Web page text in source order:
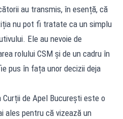
au transmis, în esență, că
nu pot fi tratate ca un simplu
Ele au nevoie de
rolului CSM și de un cadru în
pus în fața unor decizii deja
de Apel București este o
ales pentru că vizează un